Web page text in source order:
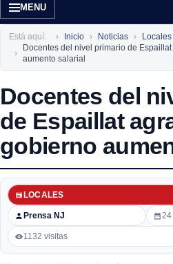
MENU
Está aquí: Inicio Noticias
Locales
Docentes del nivel primario de
aumento salarial
Docentes del
de Espaillat
gobierno
Prensa NJ
LOCALES
24
1132 visitas